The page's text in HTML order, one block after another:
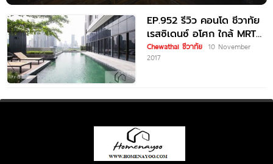
EP.952 รีวิว คอนโด ชีวาทัย
เรสซิเดนซ์ อโศก ใกล้ MRT
พระราม 9
Chewathai ชีวาทัย 10 November
2017